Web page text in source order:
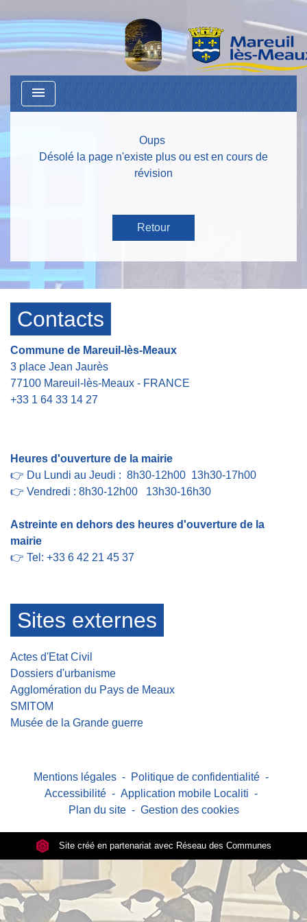
menu
Oups
Désolé la page n'existe plus ou est en cours de
révision
Retour
Contacts
Commune de Mareuil-lès-Meaux
3 place Jean Jaurès
77100 Mareuil-lès-Meaux - FRANCE
+33 1 64 33 14 27
Heures d'ouverture de la mairie
👉 Du Lundi au Jeudi : 8h30-12h00 13h30-17h00
👉 Vendredi : 8h30-12h00 13h30-16h30
Astreinte en dehors des heures d'ouverture de la
mairie
👉 Tel: +33 6 42 21 45 37
Sites externes
Actes d'Etat Civil
Dossiers d'urbanisme
Agglomération du Pays de Meaux
SMITOM
Musée de la Grande guerre
Mentions légales - Politique de confidentialité -
Accessibilité - Application mobile Localiti -
Plan du site - Gestion des cookies
Site créé en partenariat avec Réseau des Communes